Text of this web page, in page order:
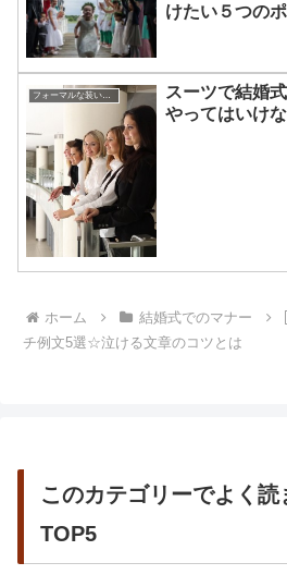
けたい５つの
スーツで結婚
やってはいけ
ホーム 結婚式でのマナー
チ例文5選☆泣ける文章のコツとは
このカテゴリーでよく
TOP5